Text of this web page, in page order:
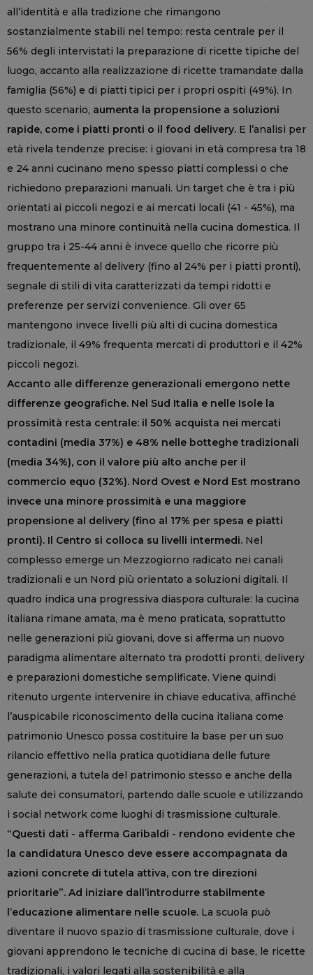
all’identità e alla tradizione che rimangono
sostanzialmente stabili nel tempo: resta centrale per il
56% degli intervistati la preparazione di ricette tipiche del
luogo, accanto alla realizzazione di ricette tramandate dalla
famiglia (56%) e di piatti tipici per i propri ospiti (49%). In
questo scenario, aumenta la propensione a soluzioni
rapide, come i piatti pronti o il food delivery. E l’analisi per
età rivela tendenze precise: i giovani in età compresa tra 18
e 24 anni cucinano meno spesso piatti complessi o che
richiedono preparazioni manuali. Un target che è tra i più
orientati ai piccoli negozi e ai mercati locali (41 - 45%), ma
mostrano una minore continuità nella cucina domestica. Il
gruppo tra i 25-44 anni è invece quello che ricorre più
frequentemente al delivery (fino al 24% per i piatti pronti),
segnale di stili di vita caratterizzati da tempi ridotti e
preferenze per servizi convenience. Gli over 65
mantengono invece livelli più alti di cucina domestica
tradizionale, il 49% frequenta mercati di produttori e il 42%
piccoli negozi.
Accanto alle differenze generazionali emergono nette
differenze geografiche. Nel Sud Italia e nelle Isole la
prossimità resta centrale: il 50% acquista nei mercati
contadini (media 37%) e 48% nelle botteghe tradizionali
(media 34%), con il valore più alto anche per il
commercio equo (32%). Nord Ovest e Nord Est mostrano
invece una minore prossimità e una maggiore
propensione al delivery (fino al 17% per spesa e piatti
pronti). Il Centro si colloca su livelli intermedi. Nel
complesso emerge un Mezzogiorno radicato nei canali
tradizionali e un Nord più orientato a soluzioni digitali. Il
quadro indica una progressiva diaspora culturale: la cucina
italiana rimane amata, ma è meno praticata, soprattutto
nelle generazioni più giovani, dove si afferma un nuovo
paradigma alimentare alternato tra prodotti pronti, delivery
e preparazioni domestiche semplificate. Viene quindi
ritenuto urgente intervenire in chiave educativa, affinché
l’auspicabile riconoscimento della cucina italiana come
patrimonio Unesco possa costituire la base per un suo
rilancio effettivo nella pratica quotidiana delle future
generazioni, a tutela del patrimonio stesso e anche della
salute dei consumatori, partendo dalle scuole e utilizzando
i social network come luoghi di trasmissione culturale.
“Questi dati - afferma Garibaldi - rendono evidente che
la candidatura Unesco deve essere accompagnata da
azioni concrete di tutela attiva, con tre direzioni
prioritarie”. Ad iniziare dall’introdurre stabilmente
l’educazione alimentare nelle scuole. La scuola può
diventare il nuovo spazio di trasmissione culturale, dove i
giovani apprendono le tecniche di cucina di base, le ricette
tradizionali, i valori legati alla sostenibilità e alla